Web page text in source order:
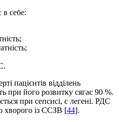
себе:
пацієнтів відділень
при його розвитку сягає 90 %.
при сепсисі, є легені. РДС
хворого із ССЗВ [44].